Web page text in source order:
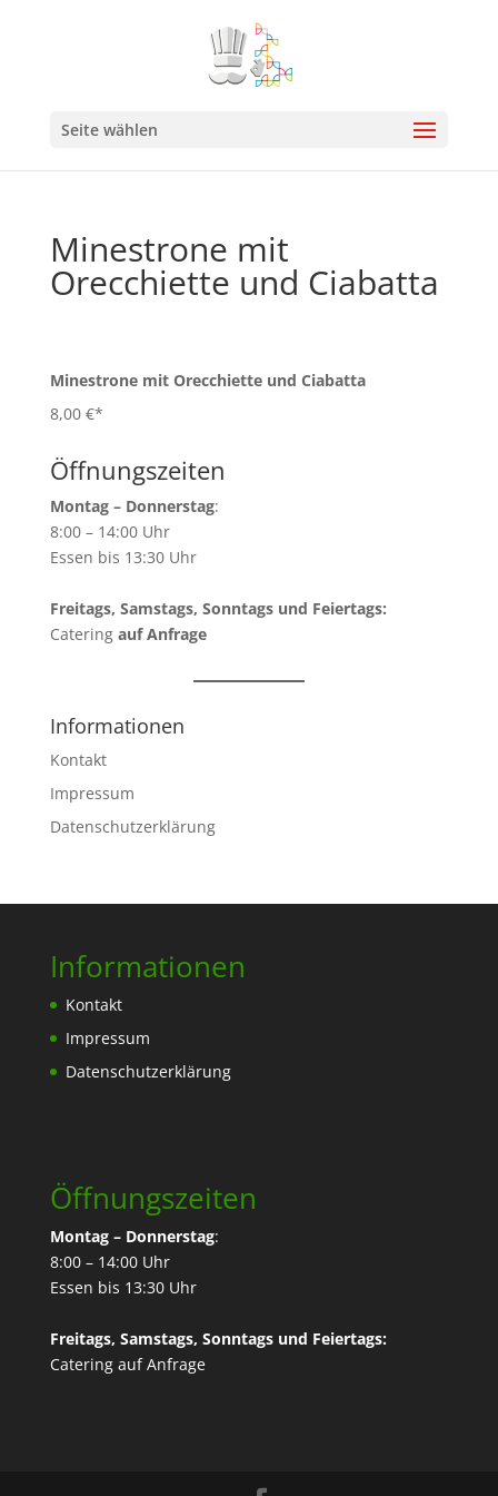
Seite wählen
Minestrone mit
Orecchiette und Ciabatta
Minestrone mit Orecchiette und Ciabatta
8,00 €*
Öffnungszeiten
Montag – Donnerstag:
8:00 – 14:00 Uhr
Essen bis 13:30 Uhr
Freitags, Samstags, Sonntags und Feiertags:
Catering auf Anfrage
Informationen
Kontakt
Impressum
Datenschutzerklärung
Informationen
Kontakt
Impressum
Datenschutzerklärung
Öffnungszeiten
Montag – Donnerstag:
8:00 – 14:00 Uhr
Essen bis 13:30 Uhr
Freitags, Samstags, Sonntags und Feiertags:
Catering auf Anfrage